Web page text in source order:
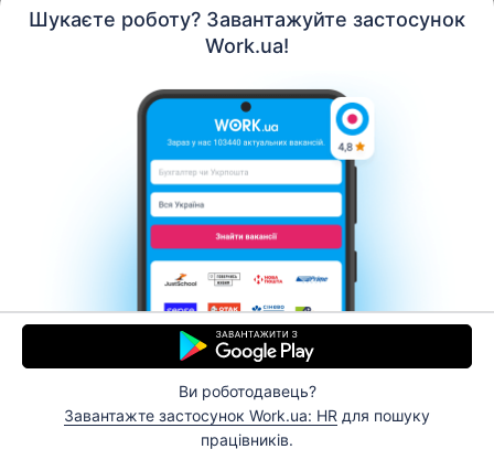
Шукаєте роботу? Завантажуйте застосунок
Work.ua!
Ви роботодавець?
Завантажте застосунок Work.ua: HR для пошуку
працівників.
Контакти Про нас
Кар’єра
Допомога Умови використання
© 2006–2026 Work.ua. Сервіс пошуку роботи №1 в